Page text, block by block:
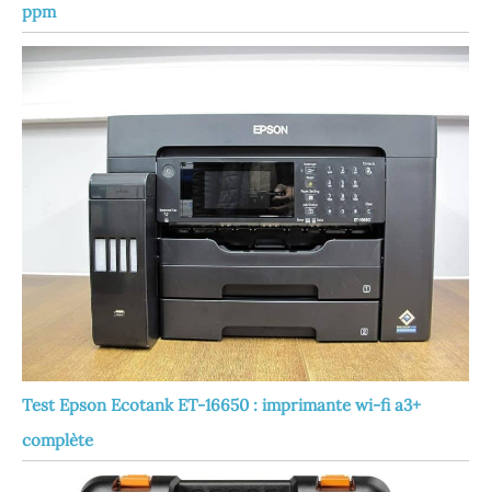
ppm
Test Epson Ecotank ET-16650 : imprimante wi-fi a3+
complète